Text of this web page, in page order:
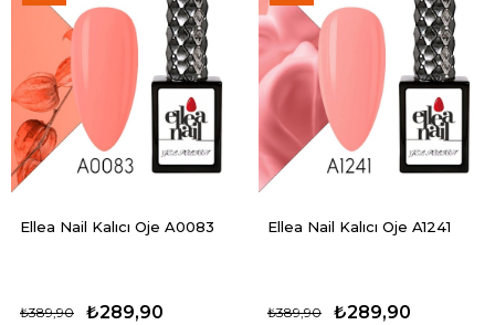
Ellea Nail Kalıcı Oje A0083
₺289,90
₺389,90
Ellea Nail Kalıcı Oje A1241
₺289,90
₺389,90